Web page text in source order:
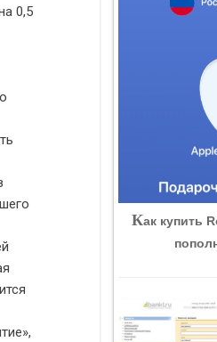
0,5
«СМП
«БАНК
«ТРАСТ»
Как купить